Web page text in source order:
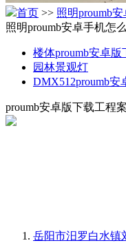
首页 >> 照明proumb
照明proumb安卓手机怎
楼体proumb安卓
园林景观灯
DMX512proumb安
proumb安卓版下载工程
岳阳市汨罗白水镇